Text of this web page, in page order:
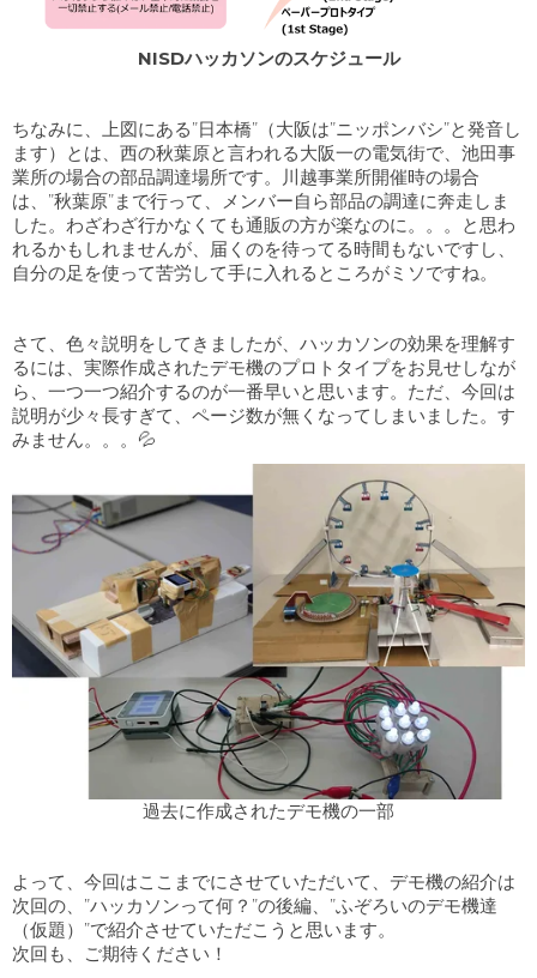
NISDハッカソンのスケジュール
ちなみに、上図にある”日本橋”（大阪は”ニッポンバシ”と発音し
ます）とは、西の秋葉原と言われる大阪一の電気街で、池田事
業所の場合の部品調達場所です。川越事業所開催時の場合
は、”秋葉原”まで行って、メンバー自ら部品の調達に奔走しま
した。わざわざ行かなくても通販の方が楽なのに。。。と思わ
れるかもしれませんが、届くのを待ってる時間もないですし、
自分の足を使って苦労して手に入れるところがミソですね。
さて、色々説明をしてきましたが、ハッカソンの効果を理解す
るには、実際作成されたデモ機のプロトタイプをお見せしなが
ら、一つ一つ紹介するのが一番早いと思います。ただ、今回は
説明が少々長すぎて、ページ数が無くなってしまいました。す
みません。。。💦
過去に作成されたデモ機の一部
よって、今回はここまでにさせていただいて、デモ機の紹介は
次回の、”ハッカソンって何？”の後編、”ふぞろいのデモ機達
（仮題）”で紹介させていただこうと思います。
次回も、ご期待ください！